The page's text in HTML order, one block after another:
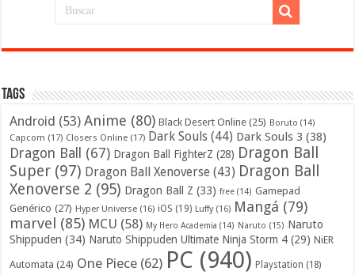
Tags
Android (53) Anime (80) Black Desert Online (25) Boruto (14)
Capcom (17) Closers Online (17) Dark Souls (44) Dark Souls 3 (38)
Dragon Ball (67) Dragon Ball FighterZ (28) Dragon Ball
Super (97) Dragon Ball Xenoverse (43) Dragon Ball
Xenoverse 2 (95) Dragon Ball Z (33) free (14) Gamepad
Genérico (27) Hyper Universe (16) iOS (19) Luffy(16) Mangá (79)
marvel (85) MCU (58) My Hero Academia (14) Naruto (15) Naruto
Shippuden (34) Naruto Shippuden Ultimate Ninja Storm 4 (29) NiER
Automata (24) One Piece (62) PC (940) Playstation (18)